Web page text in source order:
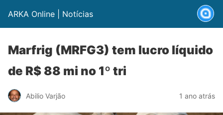
ARKA Online | Notícias
Marfrig (MRFG3) tem lucro líquido
de R$ 88 mi no 1º tri
Abilio Varjão 1 ano atrás